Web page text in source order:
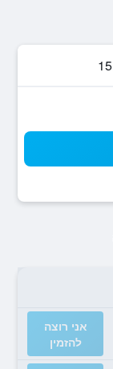
אני רוצה
להזמין